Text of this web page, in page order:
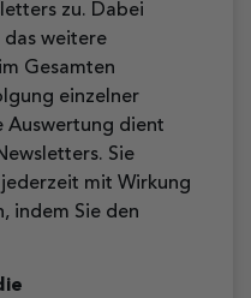
zu. Dabei
weitere
Gesamten
einzelner
Auswertung dient
Sie
mit Wirkung
indem Sie den